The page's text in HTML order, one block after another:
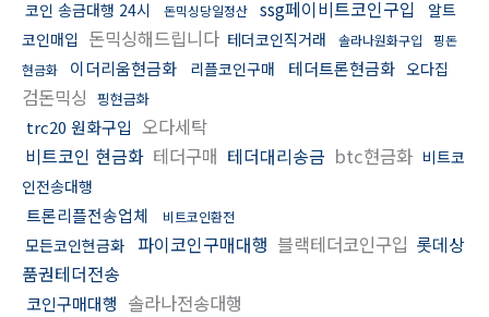
코인 송금대행 24시
돈믹싱당일정산 ssg페이비트코인구입
알트
코인매입 돈믹싱해드립니다 테더코인직거래 솔라나원화구입
핑돈
현금화
이더리움현금화 리플코인구매 테더트론현금화 오다집
검돈믹싱 핑현금화
trc20 원화구입 오다세탁
비트코인 현금화 테더구매 테더대리송금 btc현금화 비트코
인전송대행
트론리플전송업체 비트코인환전
모든코인현금화 파이코인구매대행 블랙테더코인구입 롯데상
품권테더전송
코인구매대행 솔라나전송대행